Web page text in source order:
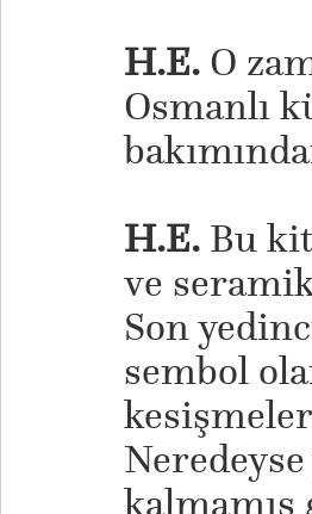
H.E.O
Osmanlı
H.E.Bu
ve
Son
sembol
kalmamış